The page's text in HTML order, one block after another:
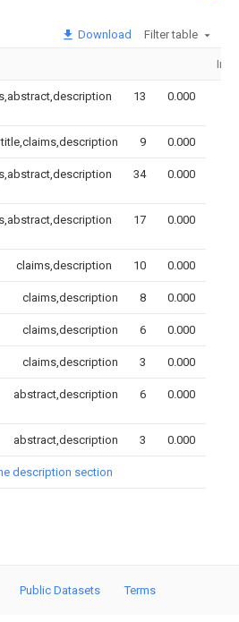
Download Filter table
13 0.000
title,claims,description 9 0.000
34 0.000
17 0.000
claims,description 10 0.000
claims,description 8 0.000
claims,description 6 0.000
claims,description 3 0.000
abstract,description 6 0.000
abstract,description 3 0.000
description section
Public Datasets
Terms